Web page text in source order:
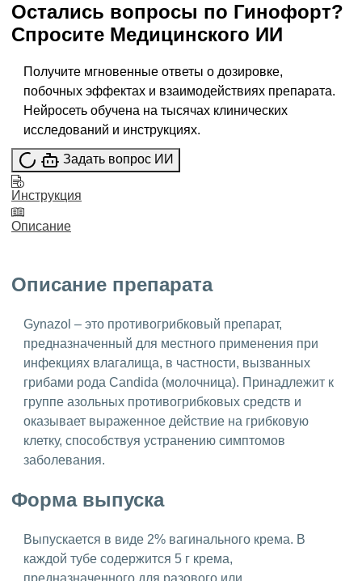
Остались вопросы по Гинофорт?
Спросите Медицинского ИИ
Получите мгновенные ответы о дозировке,
побочных эффектах и взаимодействиях препарата.
Нейросеть обучена на тысячах клинических
исследований и инструкциях.
Задать вопрос ИИ
Инструкция
Описание
Описание препарата
Gynazol – это противогрибковый препарат,
предназначенный для местного применения при
инфекциях влагалища, в частности, вызванных
грибами рода Candida (молочница). Принадлежит к
группе азольных противогрибковых средств и
оказывает выраженное действие на грибковую
клетку, способствуя устранению симптомов
заболевания.
Форма выпуска
Выпускается в виде 2% вагинального крема. В
каждой тубе содержится 5 г крема,
предназначенного для разового или